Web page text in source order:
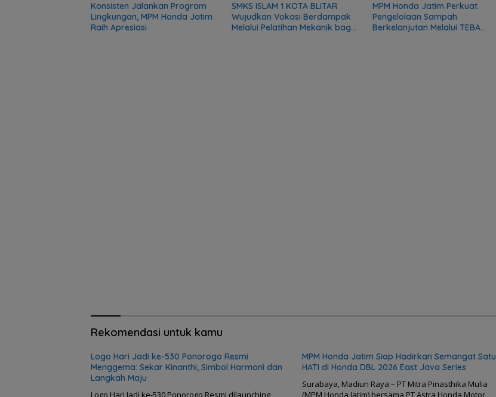
Konsisten Jalankan Program
Lingkungan, MPM Honda Jatim
Raih Apresiasi
SMKS ISLAM 1 KOTA BLITAR
Wujudkan Vokasi Berdampak
Melalui Pelatihan Mekanik bagi
MPM Honda Jatim Perkuat
Pengelolaan Sampah
Berkelanjutan Melalui TEBA
Rekomendasi untuk kamu
Logo Hari Jadi ke-530 Ponorogo Resmi
Menggema: Sekar Kinanthi, Simbol Harmoni dan
Langkah Maju
Logo Hari Jadi ke-530 Ponorogo Resmi dilaunching
MPM Honda Jatim Siap Hadirkan Semangat Satu
HATI di Honda DBL 2026 East Java Series
Surabaya, Madiun Raya – PT Mitra Pinasthika Mulia
(MPM Honda Jatim) bersama PT Astra Honda Motor